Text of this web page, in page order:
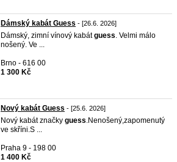
Dámský kabát Guess - [26.6. 2026]
Dámský, zimní vínový kabátguess. Velmi málo
nošený. Ve ...
Brno - 616 00
1 300 Kč
Nový kabát Guess - [25.6. 2026]
Nový kabát značky guess.Nenošený,zapomenutý
ve skříni.S ...
Praha 9 - 198 00
1 400 Kč